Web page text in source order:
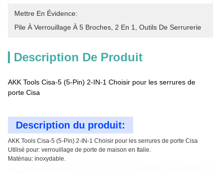
Mettre En Évidence:
Pile À Verrouillage À 5 Broches 2 En 1 Outils De Serrurerie
Description De Produit
AKK Tools Cisa-5 (5-Pin) 2-IN-1 Choisir pour les serrures de
porte Cisa
Description du produit:
AKK Tools Cisa-5 (5-Pin) 2-IN-1 Choisir pour les serrures de porte Cisa
Utilisé pour: verrouillage de porte de maison en Italie.
Matériau: inoxydable.